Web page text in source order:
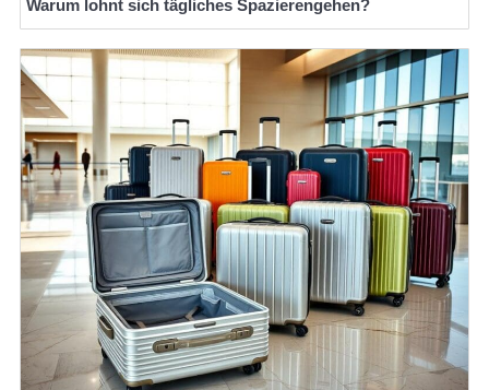
Warum lohnt sich tägliches Spazierengehen?